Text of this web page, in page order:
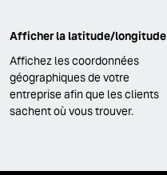
Afficher la latitude/longitude
Affichez les coordonnées
géographiques de votre
entreprise afin que les clients
sachent où vous trouver.